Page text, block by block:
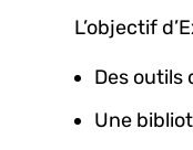
L’objectif
Des outils
Une